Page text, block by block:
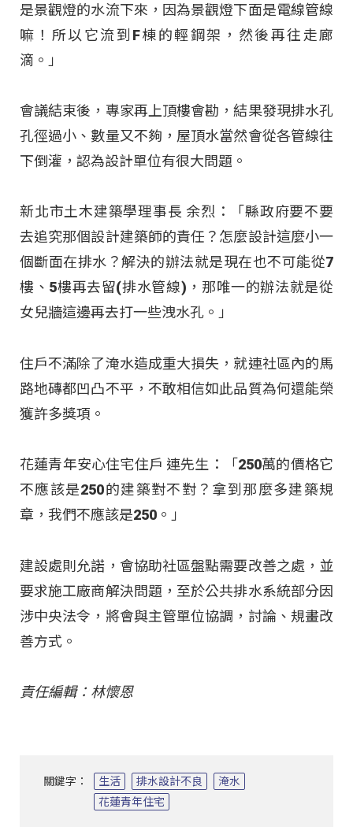
是景觀燈的水流下來，因為景觀燈下面是電線管線
嘛！所以它流到F棟的輕鋼架，然後再往走廊
滴。」
會議結束後，專家再上頂樓會勘，結果發現排水孔
孔徑過小、數量又不夠，屋頂水當然會從各管線往
下倒灌，認為設計單位有很大問題。
新北市土木建築學理事長 余烈：「縣政府要不要
去追究那個設計建築師的責任？怎麼設計這麼小一
個斷面在排水？解決的辦法就是現在也不可能從7
樓、5樓再去留(排水管線)，那唯一的辦法就是從
女兒牆這邊再去打一些洩水孔。」
住戶不滿除了淹水造成重大損失，就連社區內的馬
路地磚都凹凸不平，不敢相信如此品質為何還能榮
獲許多獎項。
花蓮青年安心住宅住戶 連先生：「250萬的價格它
不應該是250的建築對不對？拿到那麼多建築規
章，我們不應該是250。」
建設處則允諾，會協助社區盤點需要改善之處，並
要求施工廠商解決問題，至於公共排水系統部分因
涉中央法令，將會與主管單位協調，討論、規畫改
善方式。
責任編輯：林懷恩
關鍵字： 生活 排水設計不良
淹水
花蓮青年住宅